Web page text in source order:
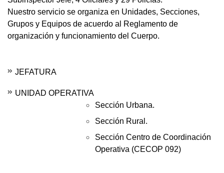
Nuestro servicio se organiza en Unidades, Secciones,
Grupos y Equipos de acuerdo al Reglamento de
organización y funcionamiento del Cuerpo.
JEFATURA
UNIDAD OPERATIVA
Sección Urbana.
Sección Rural.
Sección Centro de Coordinación
Operativa (CECOP 092)